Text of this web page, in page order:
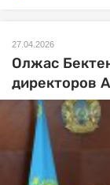
27.04.2026
Олжас
директоров